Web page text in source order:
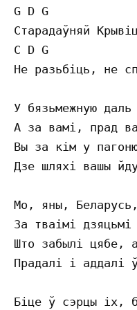
G D G
Старадаўняй
C D G
Не разьбiць, не
У бязьмежную
А за вамi, прад
Вы за кiм у
Дзе шляхi вашы
Мо, яны,
За тваiмi дзяцьмi
Што забылi цябе,
Прадалi i аддалi
Бiце ў сэрцы iх,